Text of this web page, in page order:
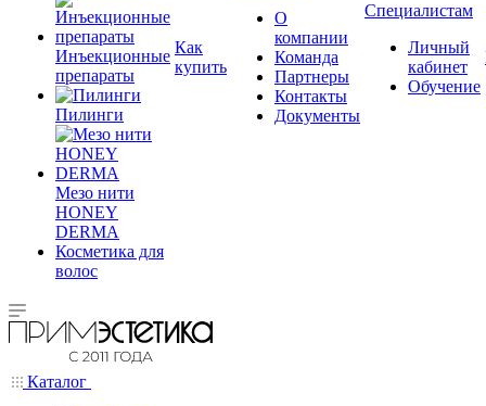
Инъекционные
препараты
Пилинги
Мезо нити
HONEY
DERMA
Косметика для
волос
Как
купить
О
компании
Команда
Партнеры
Контакты
Документы
Специалистам
Личный
кабинет
Обучение
Каталог